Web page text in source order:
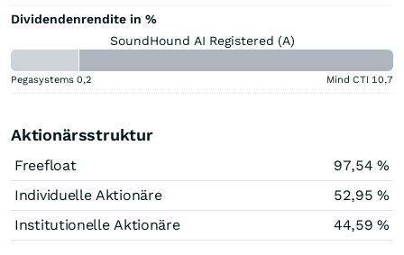
Dividendenrendite in %
SoundHound AI Registered (A)
Pegasystems 0,2 Mind CTI 10,7
Aktionärsstruktur
Freefloat
97,54 %
Individuelle Aktionäre
52,95 %
Institutionelle Aktionäre
44,59 %